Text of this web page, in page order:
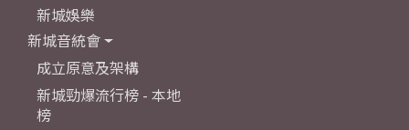
新城娛樂
新城音統會
成立原意及架構
新城勁爆流行榜 - 本地
榜